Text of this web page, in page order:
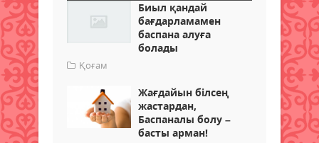
Биыл қандай
бағдарламамен
баспана алуға
болады
Қоғам
Жағдайын білсең
жастардан,
Баспаналы болу –
басты арман!